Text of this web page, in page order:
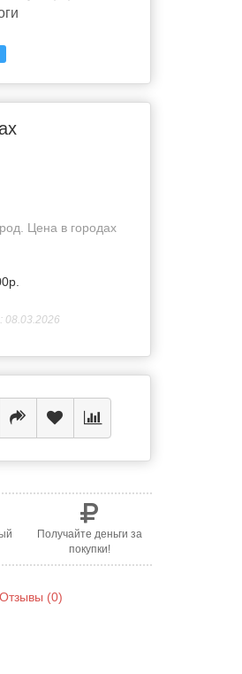
Цена в городах
08.03.2026
Получайте деньги за
покупки!
Отзывы (0)